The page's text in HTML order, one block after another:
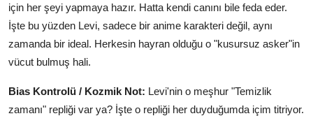
için her şeyi yapmaya hazır. Hatta kendi canını bile feda eder.
İşte bu yüzden Levi, sadece bir anime karakteri değil, aynı
zamanda bir ideal. Herkesin hayran olduğu o "kusursuz asker"in
vücut bulmuş hali.
Bias Kontrolü / Kozmik Not: Levi'nin o meşhur "Temizlik
zamanı" repliği var ya? İşte o repliği her duyduğumda içim titriyor.